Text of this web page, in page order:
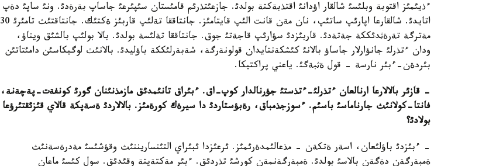
ءذيئمئز اقتوبة وبلئسئ شالقار اؤدانئ اقتذبةكتة بولدئ. جازعئتذرئم قامئستان سئپئرعئ جاساپ بةرةدئ. ونئ ساپئ دةپ
اتايدئ. شالقارعا اپارئپ ساتئپ، نان مةن قانت الئپ قايتامئز. جانتاققا تةلئپ قاربئز ةكتئك. جانتاقتئث تامئرئ 30
مةترگة تةرةثدئككة جةتةدئ. قاربئزدئ سؤارئپ قاجةتئ جوق. جانتاققا تةلئسة بولدئ. بالا بولئپ بالشئق ويناؤ،
ودان ءتذرلئ جانؤارلار جاساؤ بالانئ كئشكةنتايدان قولونةرگة، شةبةرلئككة باؤليدئ. بالانئث لوگيكاسئن دامئتاتئن
بئردةن-ءبئر نارسة - قول ةثبةگئ. ياعني پراكتيكا.
- قازئر بالالارعا ارنالعان ءتذرلئ-ءتذستئ جؤرنالدار كوپ-اق. ءبئراق تانئمدئق مازمذنئنان گورئ كونفةت-پةچةنة،
فانتا-كولانئث جارناماسئ باسئم. ءسوزجذمباق، رةبؤستاردئ دا سيرةك كورةمئز. بالالاردئ ةسةپكة قالاي قئزئقتئرؤعا
بولادئ؟
- ءبئزدئ باؤلئعان، اسةر ةتكةن - مذعالئمدةرئمئز. ئرعئزدا ئبئراي التئنساريننئث وقؤشئسئ مةدرةسةنئث
ةمبةرگةن دةگةن بالاسئ بولدئ. ةمبةرگةنمةن كورشئ تذردئق. ءبئر مةكتةپتة وقئدئق. سول كئسئ ماعان